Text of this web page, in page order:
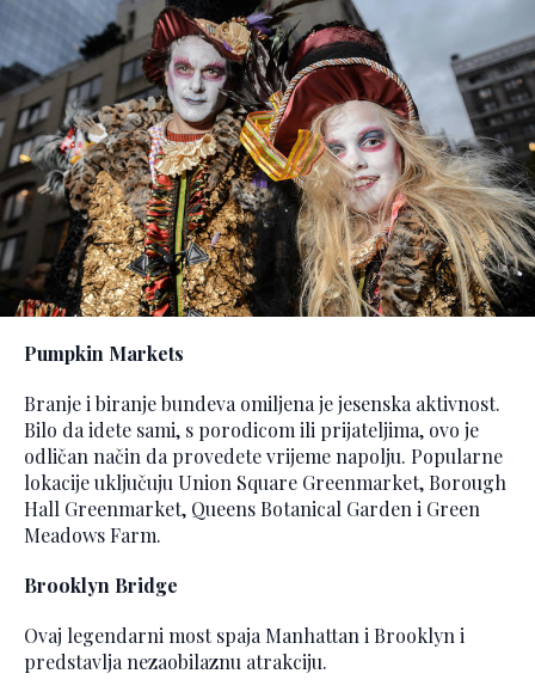
Pumpkin Markets
Branje i biranje bundeva omiljena je jesenska aktivnost.
Bilo da idete sami, s porodicom ili prijateljima, ovo je
odličan način da provedete vrijeme napolju. Popularne
lokacije uključuju Union Square Greenmarket, Borough
Hall Greenmarket, Queens Botanical Garden i Green
Meadows Farm.
Brooklyn Bridge
Ovaj legendarni most spaja Manhattan i Brooklyn i
predstavlja nezaobilaznu atrakciju.